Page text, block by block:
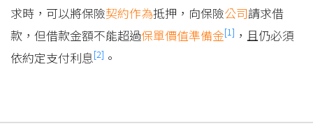
求時，可以將保險契約作為抵押，向保險公司請求借
款，但借款金額不能超過保單價值準備金[1] ，且仍必須
依約定支付利息[2] 。